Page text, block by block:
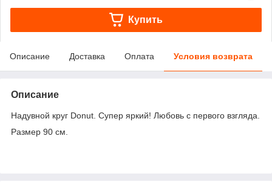
Купить
Описание Доставка Оплата Условия возврата
Описание
Надувной круг Donut. Супер яркий! Любовь с первого взгляда.
Размер 90 см.